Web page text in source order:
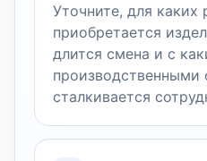
Уточните, для каких
приобретается
длится смена и с
производственными
сталкивается